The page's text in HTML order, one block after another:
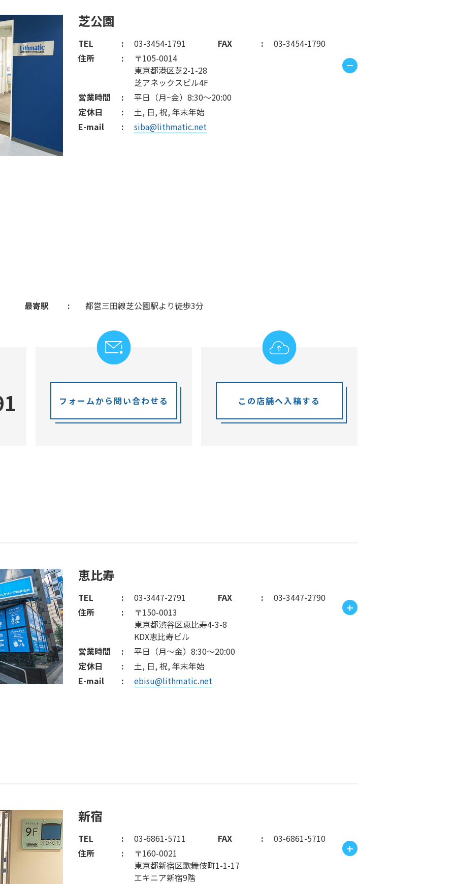
芝公園
TEL 03-3454-1791 FAX
03-3454-1790
住所
〒105-0014
東京都港区芝2-1-28
芝アネックスビル4F
営業時間
平日（月~金）8:30～20:00
定休日
土, 日, 祝, 年末年始
E-mail
siba@lithmatic.net
最寄駅 都営三田線芝公園駅より徒歩3分
フォームから問い合わせる この店舗へ入稿する
恵比寿
TEL 03-3447-2791 FAX
03-3447-2790
住所
〒150-0013
東京都渋谷区恵比寿4-3-8
KDX恵比寿ビル
営業時間
平日（月～金）8:30～20:00
定休日
土, 日, 祝, 年末年始
E-mail
ebisu@lithmatic.net
新宿
TEL 03-6861-5711 FAX
03-6861-5710
住所
〒160-0021
東京都新宿区歌舞伎町1-1-17
エキニア新宿9階